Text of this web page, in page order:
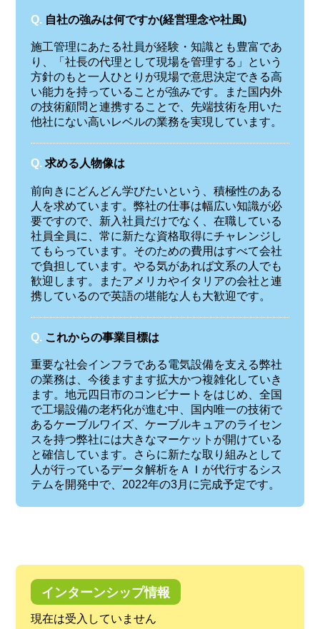
Q. 自社の強みは何ですか(経営理念や社風)
施工管理にあたる社員が経験・知識とも豊富であ
り、「社長の代理として現場を管理する」という
方針のもと一人ひとりが現場で意思決定できる高
い能力を持っていることが強みです。また国内外
の技術顧問と連携することで、先端技術を用いた
他社にない高いレベルの業務を実現しています。
Q. 求める人物像は
前向きにどんどん学びたいという、積極性のある
人を求めています。弊社の仕事は幅広い知識が必
要ですので、新入社員だけでなく、在職している
社員全員に、常に新たな資格取得にチャレンジし
てもらっています。そのための費用はすべて会社
で負担しています。やる気があれば文系の人でも
歓迎します。またアメリカやイタリアの会社と連
携しているので英語の堪能な人も大歓迎です。
Q. これからの事業目標は
重要な社会インフラである電気設備を支える弊社
の業務は、今後ますます拡大かつ複雑化していき
ます。地元四日市のコンビナートをはじめ、全国
で工場設備の老朽化が進む中、国内唯一の技術で
あるケーブルワイズ、ケーブルキュアのライセン
スを持つ弊社には大きなマーケットが開けている
と確信しています。さらに新たな取り組みとして
人が行っているデータ解析をＡＩが代行するシス
テムを開発中で、2022年の3月に完成予定です。
インターンシップ情報
現在は受入していません